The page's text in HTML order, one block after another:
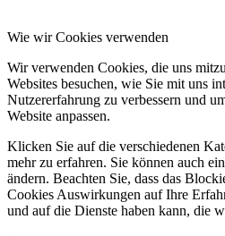
Wie wir Cookies verwenden
Wir verwenden Cookies, die uns
Websites besuchen, wie Sie mit uns
Nutzererfahrung zu verbessern und
Website anpassen.
Klicken Sie auf die verschiedenen
mehr zu erfahren. Sie können auch
ändern. Beachten Sie, dass das
Cookies Auswirkungen auf Ihre
und auf die Dienste haben kann, die